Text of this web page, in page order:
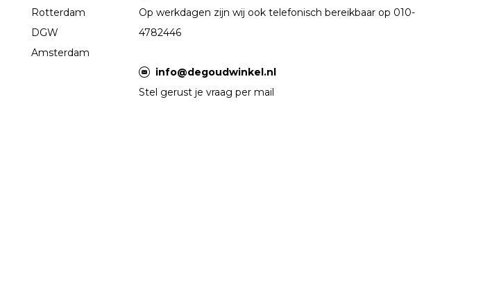
Rotterdam
DGW
Amsterdam
Op werkdagen zijn wij ook telefonisch bereikbaar op 010-
4782446
info@degoudwinkel.nl
Stel gerust je vraag per mail